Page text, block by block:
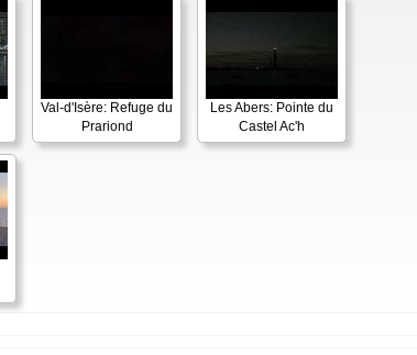
Val-d'Isère: Refuge du
Prariond
Les Abers: Pointe du
Castel Ac'h